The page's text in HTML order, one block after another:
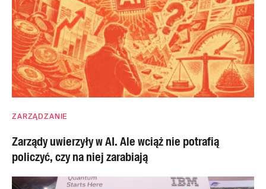
ZARZĄDZANIE
Zarządy uwierzyły w AI. Ale wciąż nie potrafią
policzyć, czy na niej zarabiają